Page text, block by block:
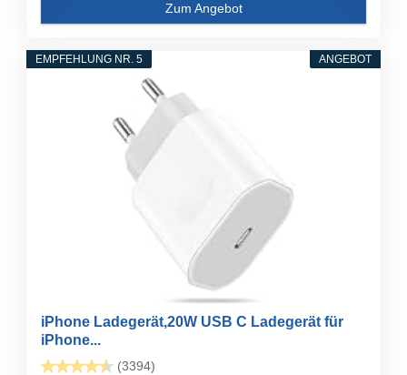
Zum Angebot
ANGEBOT
EMPFEHLUNG NR. 5
iPhone Ladegerät,20W USB C Ladegerät für
iPhone...
(3394)